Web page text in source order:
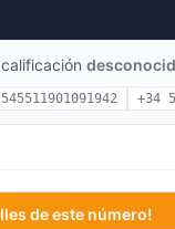
545511901091942 +34
de este número!